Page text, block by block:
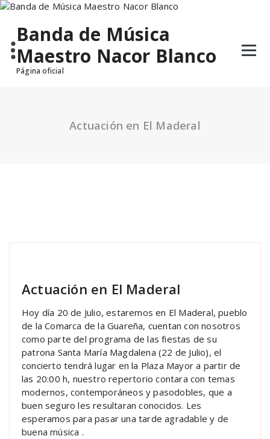
Saltar
contenido
Banda de Música
Maestro Nacor Blanco
Página oficial
Actuación en El Maderal
Actuación en El Maderal
Hoy día 20 de Julio, estaremos en El Maderal, pueblo
de la Comarca de la Guareña, cuentan con nosotros
como parte del programa de las fiestas de su
patrona Santa María Magdalena (22 de Julio), el
concierto tendrá lugar en la Plaza Mayor a partir de
las 20:00 h, nuestro repertorio contara con temas
modernos, contemporáneos y pasodobles, que a
buen seguro les resultaran conocidos. Les
esperamos para pasar una tarde agradable y de
buena música .